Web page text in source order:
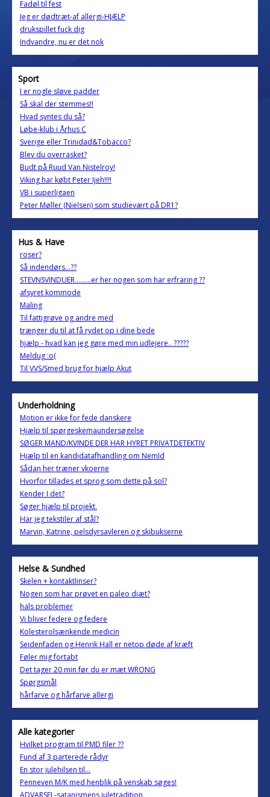
Fadøl til fest
Jeg er dødtræt-af allergi-HJÆLP
drukspillet fuck dig
Indvandre, nu er det nok
Sport
I er nogle sløve padder
Så skal der stemmes!!
Hvad syntes du så?
Løbe-klub i Århus C
Sverige eller Trinidad&Tobacco?
Blev du overrasket?
Budt på Ruud Van Nistelroy!
Viking har købt Peter Ijeh!!!!
VB i superligaen
Peter Møller (Nielsen) som studievært på DR1?
Hus & Have
roser?
Så indendørs...??
STEVNSVINDUER.........er her nogen som har erfraring ??
afsyret kommode
Maling
Til fattigrøve og andre med
trænger du til at få rydet op i dine bede
hjælp - hvad kan jeg gøre med min udlejere.. ?????
Meldug :o(
Til VVS/Smed brug for hjælp Akut
Underholdning
Motion er ikke for fede danskere
Hjælp til spørgeskemaundersøgelse
SØGER MAND/KVINDE DER HAR HYRET PRIVATDETEKTIV
Hjælp til en kandidatafhandling om NemId
Sådan her træner vkoerne
Hvorfor tillades et sprog som dette på sol?
Kender I det?
Søger hjælp til projekt.
Har jeg tekstiler af stål?
Marvin, Katrine, pelsdyrsavleren og skibukserne
Helse & Sundhed
Skelen + kontaktlinser?
Nogen som har prøvet en paleo diæt?
hals problemer
Vi bliver federe og federe
Kolesterolsænkende medicin
Seidenfaden og Henrik Hall er netop døde af kræft
Føler mig fortabt
Det tager 20 min før du er mæt WRONG
Spørgsmål
hårfarve og hårfarve allergi
Alle kategorier
Hvilket program til PMD filer ??
Fund af 3 parterede rådyr
En stor julehilsen til...
Penneven M/K med henblik på venskab søges!
ADVARSEL-satanismens juletradition